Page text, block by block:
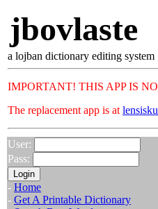
jbovlaste
a lojban dictionary editing system
IMPORTANT! THIS APP IS
The replacement app is at
User:
Pass:
- Home
- Get A Printable Dictionary